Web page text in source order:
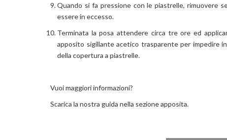
Quando si fa pressione con le piastrelle, rimuovere
essere in eccesso.
Terminata la posa attendere circa tre ore ed
apposito sigillante acetico trasparente per impedire
della copertura a piastrelle.
Vuoi maggiori informazioni?
Scarica la nostra guida nella sezione apposita.